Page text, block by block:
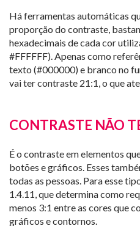
Há ferramentas automáticas
proporção do contraste,
hexadecimais de cada cor
#FFFFFF). Apenas como
texto (#000000) e branco no
vai ter contraste 21:1, o que
CONTRASTE NÃO
É o contraste em elementos
botões e gráficos. Esses
todas as pessoas. Para esse
1.4.11, que determina como
menos 3:1 entre as cores que
gráficos e contornos.